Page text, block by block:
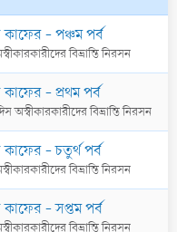
কাফের - পঞ্চম পর্ব
বিভ্রান্তি নিরসন
কাফের - প্রথম পর্ব
অস্বীকারকারীদের বিভ্রান্তি নিরসন
কাফের - চতুর্থ পর্ব
বিভ্রান্তি নিরসন
কাফের - সপ্তম পর্ব
বিভ্রান্তি নিরসন